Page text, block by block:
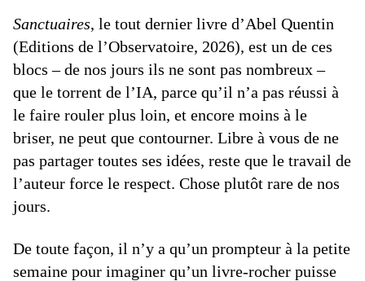
Sanctuaires, le tout dernier livre d’Abel Quentin
(Editions de l’Observatoire, 2026), est un de ces
blocs – de nos jours ils ne sont pas nombreux –
que le torrent de l’IA, parce qu’il n’a pas réussi à
le faire rouler plus loin, et encore moins à le
briser, ne peut que contourner. Libre à vous de ne
pas partager toutes ses idées, reste que le travail de
l’auteur force le respect. Chose plutôt rare de nos
jours.
De toute façon, il n’y a qu’un prompteur à la petite
semaine pour imaginer qu’un livre-rocher puisse